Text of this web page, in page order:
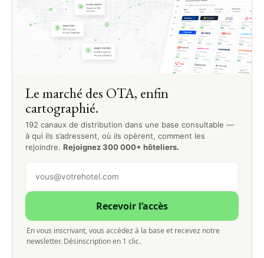
Le marché des OTA, enfin
cartographié.
192 canaux de distribution dans une base consultable —
à qui ils s’adressent, où ils opèrent, comment les
rejoindre. Rejoignez 300 000+ hôteliers.
Recevoir l’accès
En vous inscrivant, vous accédez à la base et recevez notre
newsletter. Désinscription en 1 clic.